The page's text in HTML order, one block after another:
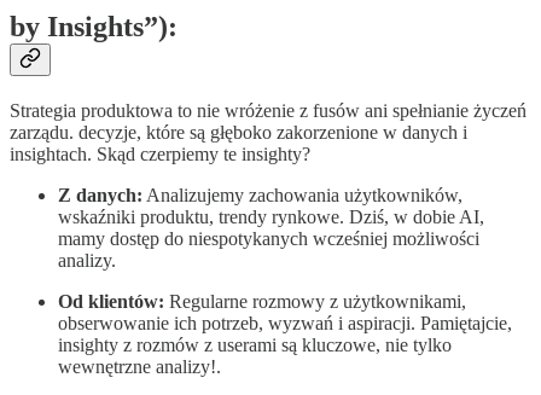
by Insights”):
Strategia produktowa to nie wróżenie z fusów ani spełnianie życzeń
zarządu. decyzje, które są głęboko zakorzenione w danych i
insightach. Skąd czerpiemy te insighty?
Z danych: Analizujemy zachowania użytkowników,
wskaźniki produktu, trendy rynkowe. Dziś, w dobie AI,
mamy dostęp do niespotykanych wcześniej możliwości
analizy.
Od klientów: Regularne rozmowy z użytkownikami,
obserwowanie ich potrzeb, wyzwań i aspiracji. Pamiętajcie,
insighty z rozmów z userami są kluczowe, nie tylko
wewnętrzne analizy!.